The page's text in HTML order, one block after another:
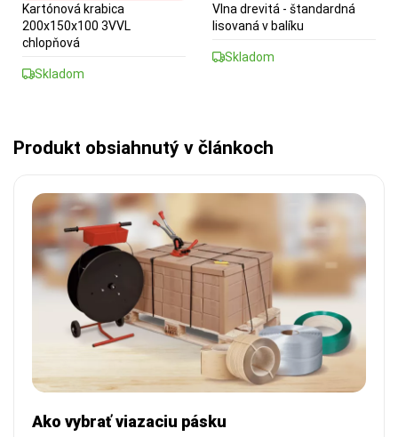
Kartónová krabica
200x150x100 3VVL
chlopňová
Skladom
Vlna drevitá - štandardná
lisovaná v balíku
Skladom
Produkt obsiahnutý v článkoch
Ako vybrať viazaciu pásku